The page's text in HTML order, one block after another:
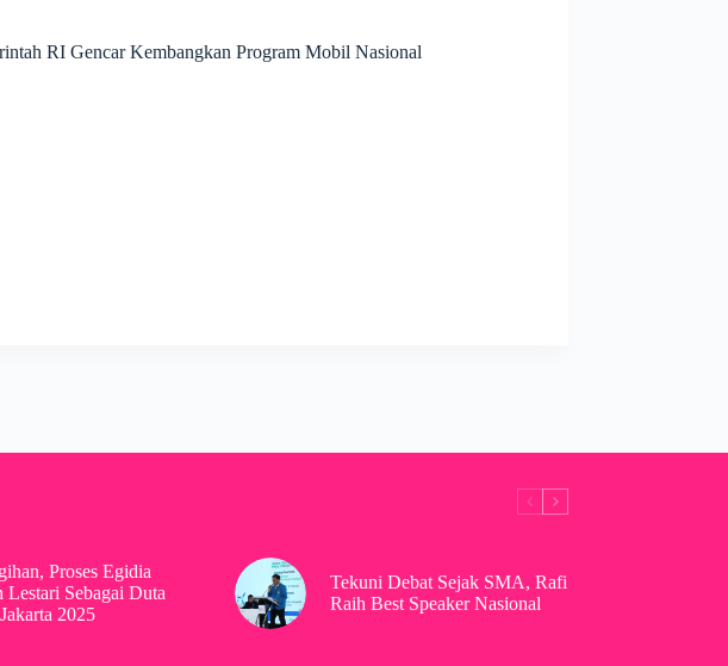
RI Gencar Kembangkan Program Mobil Nasional
Proses Egidia
Lestari Sebagai Duta
2025
Tekuni Debat Sejak SMA, Rafi
Raih Best Speaker Nasional